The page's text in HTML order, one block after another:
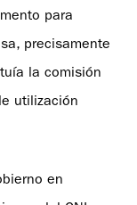
para
precisamente
la comisión
utilización
en